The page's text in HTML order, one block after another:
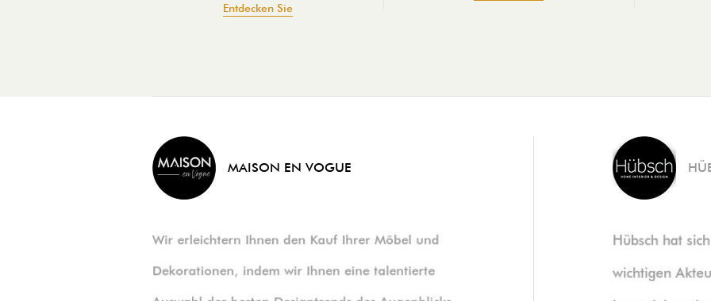
Entdecken Sie
MAISON EN VOGUE